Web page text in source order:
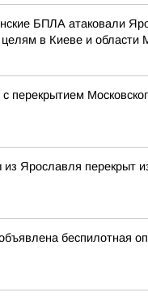
БПЛА атаковали
целям в Киеве и области
перекрытием
Ярославля перекрыт
беспилотная